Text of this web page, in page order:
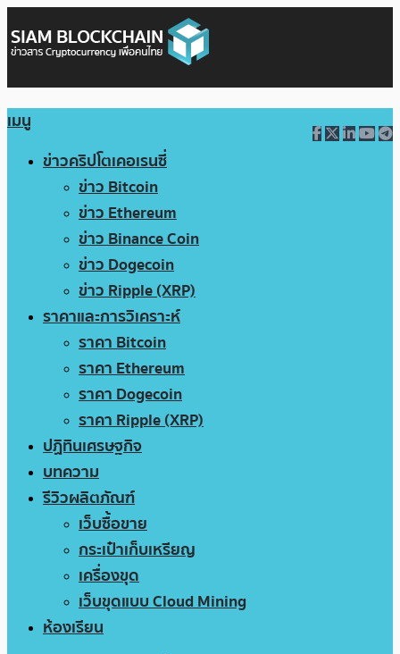
เมนู
ข่าวคริปโตเคอเรนซี่
ข่าว Bitcoin
ข่าว Ethereum
ข่าว Binance Coin
ข่าว Dogecoin
ข่าว Ripple (XRP)
ราคาและการวิเคราะห์
ราคา Bitcoin
ราคา Ethereum
ราคา Dogecoin
ราคา Ripple (XRP)
ปฏิทินเศรษฐกิจ
บทความ
รีวิวผลิตภัณฑ์
เว็บซื้อขาย
กระเป๋าเก็บเหรียญ
เครื่องขุด
เว็บขุดแบบ Cloud Mining
ห้องเรียน